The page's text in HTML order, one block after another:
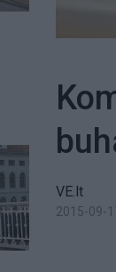
VE.lt
2015-09-